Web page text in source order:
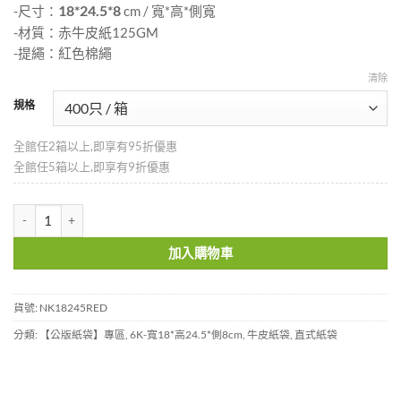
-尺寸： 18*24.5*8cm / 寬*高*側寬
-材質：赤牛皮紙125GM
-提繩：紅色棉繩
規格
清除
全館任2箱以上,即享有95折優惠
全館任5箱以上,即享有9折優惠
加入購物車
貨號: NK18245RED
分類:
【公版紙袋】專區 6K-寬18*高24.5*側8cm 牛皮紙袋 直式紙袋